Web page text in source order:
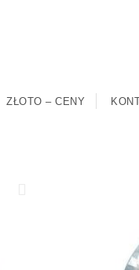
ZŁOTO – CENY